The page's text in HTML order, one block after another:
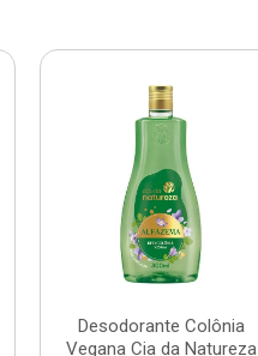
Desodorante Colônia
Vegana Cia da Natureza